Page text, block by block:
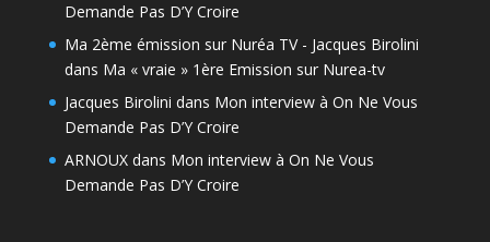
Demande Pas D’Y Croire
Ma 2ème émission sur Nuréa TV - Jacques Birolini
dans Ma « vraie » 1ère Emission sur Nurea-tv
Jacques Birolini dans Mon interview à On Ne Vous
Demande Pas D’Y Croire
ARNOUXdans Mon interview à On Ne Vous
Demande Pas D’Y Croire